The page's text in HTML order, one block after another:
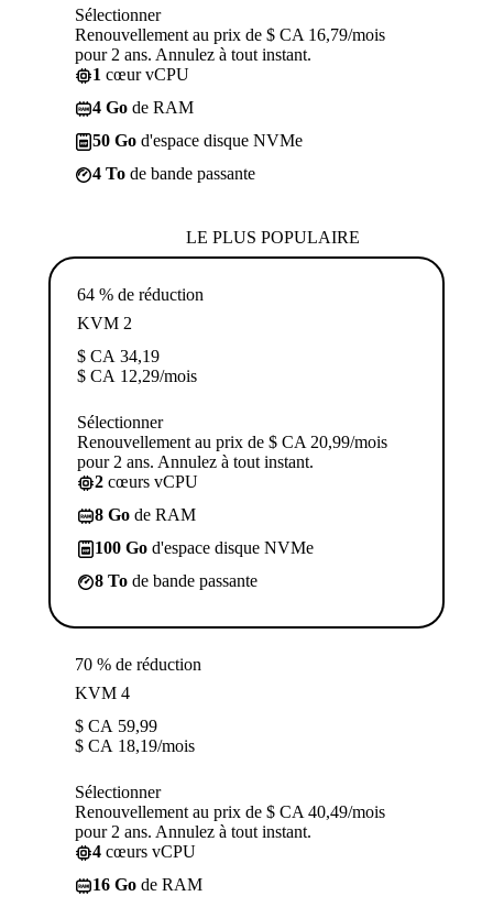
Sélectionner
Renouvellement au prix de $ CA 16,79/mois
pour 2 ans. Annulez à tout instant.
1 cœur vCPU
4 Go de RAM
50 Go d'espace disque NVMe
4 To de bande passante
LE PLUS POPULAIRE
64 % de réduction
KVM 2
$ CA 34,19
$ CA 12,29/mois
Sélectionner
Renouvellement au prix de $ CA 20,99/mois
pour 2 ans. Annulez à tout instant.
2 cœurs vCPU
8 Go de RAM
100 Go d'espace disque NVMe
8 To de bande passante
70 % de réduction
KVM 4
$ CA 59,99
$ CA 18,19/mois
Sélectionner
Renouvellement au prix de $ CA 40,49/mois
pour 2 ans. Annulez à tout instant.
4 cœurs vCPU
16 Go de RAM